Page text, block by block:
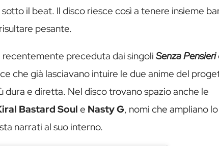
il beat. Il disco riesce così a tenere insieme
pesante.
recentemente preceduta dai singoli Senza Pensieri
che già lasciavano intuire le due anime del
dura e diretta. Nel disco trovano spazio anche le
Bastard Soule Nasty G, nomi che ampliano
narrati al suo interno.